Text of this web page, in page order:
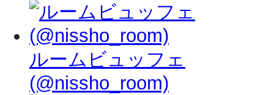
ルームビュッフェ
(@nissho_room)